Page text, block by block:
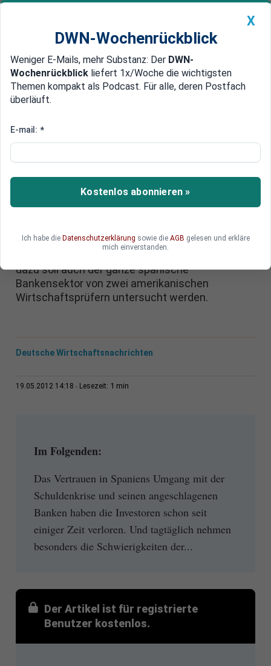
Newsticker MEIN DWN: Geldanlage Premium
Edelmetalle DWN-Magazin China
US-Firmen für mehr Glaubwürdigkeit in Spanien
Goldman Sachs soll spanische
Banken beraten
Um das Vertrauen der Finanzmärkte wieder zu
genau die richtigen Informationen, um weiter
dazu soll auch der ganze spanische
Bankensektor von zwei amerikanischen
Wirtschaftsprüfern untersucht werden.
Deutsche Wirtschaftsnachrichten
19.05.2012 14:18 Lesezeit: 1 min
Im Folgenden:
Das Vertrauen in Spaniens Umgang mit der
Schuldenkrise und seinen angeschlagenen
Banken haben die Investoren schon seit
einiger Zeit verloren. Und tagtäglich nehmen
besonders die Schwierigkeiten der...
Der Artikel ist für registrierte
Benutzer kostenlos.
X
DWN-Wochenrückblick
Weniger E-Mails, mehr Substanz: Der DWN-
Wochenrückblick liefert 1x/Woche die wichtigsten
Themen kompakt als Podcast. Für alle, deren Postfach
überläuft.
E-mail: *
Kostenlos abonnieren »
Ich habe die Datenschutzerklärung sowie die AGB gelesen und erkläre
mich einverstanden.